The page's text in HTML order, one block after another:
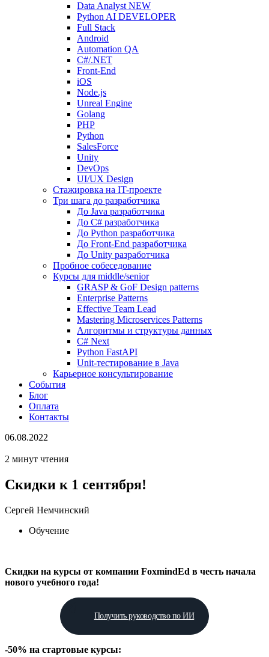
Data Analyst NEW
Python AI DEVELOPER
Full Stack
Android
Automation QA
C#/.NET
Front-End
iOS
Node.js
Unreal Engine
Golang
PHP
Python
SalesForce
Unity
DevOps
UI/UX Design
Стажировка на IT-проекте
Три шага до разработчика
До Java разработчика
До C# разработчика
До Python разработчика
До Front-End разработчика
До Unity разработчика
Пробное собеседование
Курсы для middle/senior
GRASP & GoF Design patterns
Enterprise Patterns
Effective Team Lead
Mastering Microservices Patterns
Алгоритмы и структуры данных
C# Next
Python FastAPI
Unit-тестирование в Java
Карьерное консультирование
События
Блог
Оплата
Контакты
06.08.2022
2 минут чтения
Скидки к 1 сентября!
Сергей Немчинский
Обучение
Cкидки на курсы от компании FoxmindEd в честь начала
нового учебного года!
Получить руководство по ИИ
-50% на стартовые курсы: